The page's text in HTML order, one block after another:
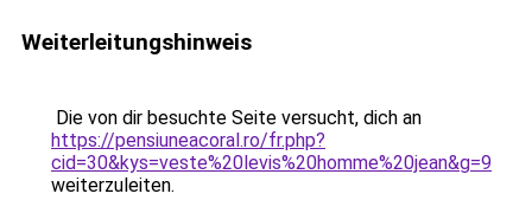
Weiterleitungshinweis
Die von dir besuchte Seite versucht, dich an
https://pensiuneacoral.ro/fr.php?
cid=30&kys=veste%20levis%20homme%20jean&g=9
weiterzuleiten.